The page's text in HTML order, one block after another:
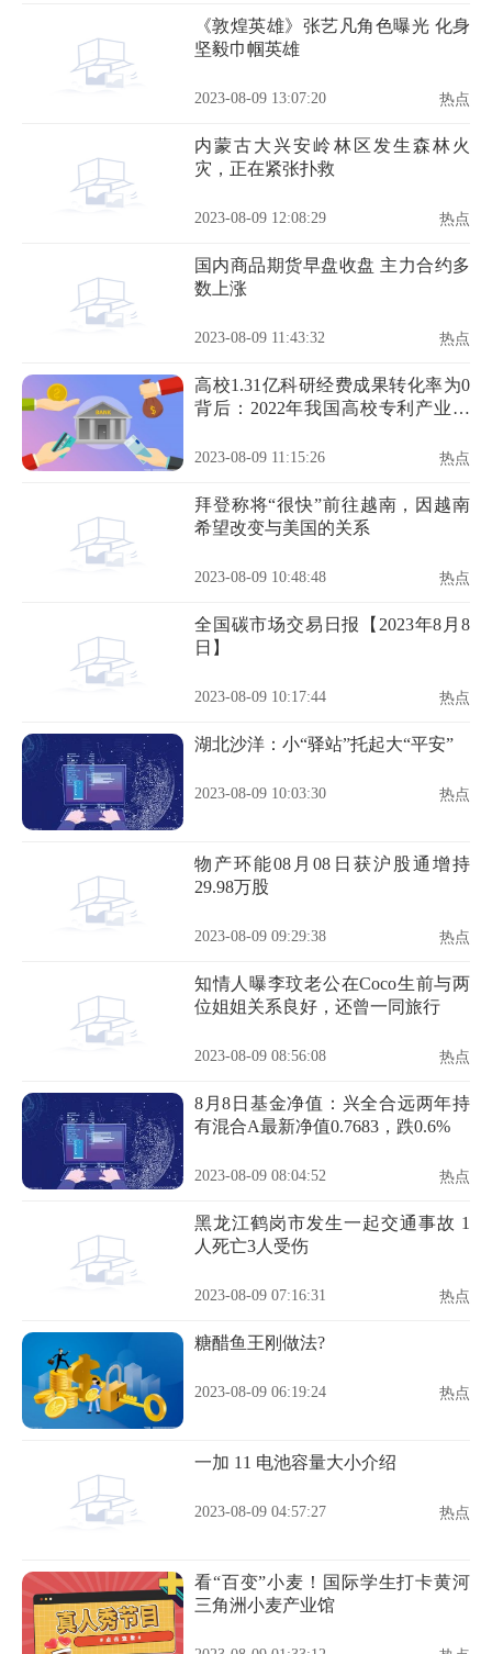
《敦煌英雄》张艺凡角色曝光 化身
坚毅巾帼英雄
2023-08-09 13:07:20 热点
内蒙古大兴安岭林区发生森林火
灾，正在紧张扑救
2023-08-09 12:08:29 热点
国内商品期货早盘收盘 主力合约多
数上涨
2023-08-09 11:43:32 热点
高校1.31亿科研经费成果转化率为0
背后：2022年我国高校专利产业化
2023-08-09 11:15:26 热点
拜登称将“很快”前往越南，因越南
希望改变与美国的关系
2023-08-09 10:48:48 热点
全国碳市场交易日报【2023年8月8
日】
2023-08-09 10:17:44 热点
湖北沙洋：小“驿站”托起大“平安”
2023-08-09 10:03:30 热点
物产环能08月08日获沪股通增持
29.98万股
2023-08-09 09:29:38 热点
知情人曝李玟老公在Coco生前与两
位姐姐关系良好，还曾一同旅行
2023-08-09 08:56:08 热点
8月8日基金净值：兴全合远两年持
有混合A最新净值0.7683，跌0.6%
2023-08-09 08:04:52 热点
黑龙江鹤岗市发生一起交通事故 1
人死亡3人受伤
2023-08-09 07:16:31 热点
糖醋鱼王刚做法?
2023-08-09 06:19:24 热点
一加 11 电池容量大小介绍
2023-08-09 04:57:27 热点
看“百变”小麦！国际学生打卡黄河
三角洲小麦产业馆